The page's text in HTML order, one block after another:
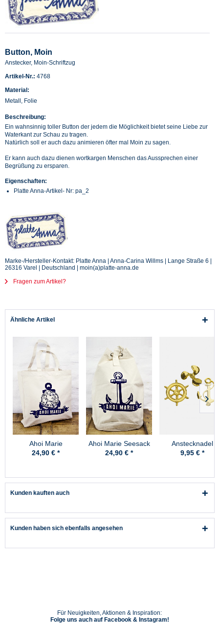
Button, Moin
Anstecker, Moin-Schriftzug
Artikel-Nr.: 4768
Material:
Metall, Folie
Beschreibung:
Ein wahnsinnig toller Button der jedem die Möglichkeit bietet seine Liebe zur
Waterkant zur Schau zu tragen.
Natürlich soll er auch dazu animieren öfter mal Moin zu sagen.
Er kann auch dazu dienen wortkargen Menschen das Aussprechen einer
Begrüßung zu ersparen.
Eigenschaften:
Platte Anna-Artikel- Nr: pa_2
Marke-/Hersteller-Kontakt: Platte Anna | Anna-Carina Willms | Lange Straße 6 |
26316 Varel | Deutschland | moin(a)platte-anna.de
Fragen zum Artikel?
Ähnliche Artikel
Ahoi Marie
Fischmarkttasche
24,90 € *
Ahoi Marie Seesack
Anker
24,90 € *
Anstecknadel
9,95 € *
Kunden kauften auch
Kunden haben sich ebenfalls angesehen
Für Neuigkeiten, Aktionen & Inspiration:
Folge uns auch auf Facebook & Instagram!